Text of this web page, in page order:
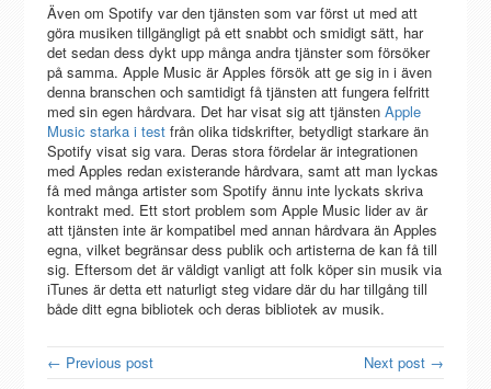
Även om Spotify var den tjänsten som var först ut med att
göra musiken tillgängligt på ett snabbt och smidigt sätt, har
det sedan dess dykt upp många andra tjänster som försöker
på samma. Apple Music är Apples försök att ge sig in i även
denna branschen och samtidigt få tjänsten att fungera felfritt
med sin egen hårdvara. Det har visat sig att tjänsten Apple
Music starka i testfrån olika tidskrifter, betydligt starkare än
Spotify visat sig vara. Deras stora fördelar är integrationen
med Apples redan existerande hårdvara, samt att man lyckas
få med många artister som Spotify ännu inte lyckats skriva
kontrakt med. Ett stort problem som Apple Music lider av är
att tjänsten inte är kompatibel med annan hårdvara än Apples
egna, vilket begränsar dess publik och artisterna de kan få till
sig. Eftersom det är väldigt vanligt att folk köper sin musik via
iTunes är detta ett naturligt steg vidare där du har tillgång till
både ditt egna bibliotek och deras bibliotek av musik.
← Previous post Next post →